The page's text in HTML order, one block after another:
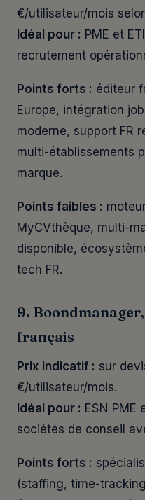
€/utilisateur/mois
Idéal pour : PME et
recrutement
Points forts : éditeur
Europe, intégration
moderne, support FR
multi-établissements
marque.
Points faibles :
MyCVthèque, multi-
disponible,
tech FR.
9. Boondmanager,
français
Prix indicatif : sur
€/utilisateur/mois.
Idéal pour : ESN
sociétés de conseil
Points forts :
(staffing, time-